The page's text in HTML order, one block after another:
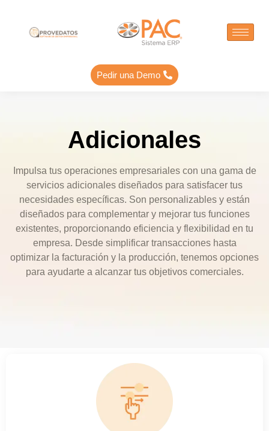
Pedir una Demo
Adicionales
Impulsa tus operaciones empresarialescon una gama de
servicios adicionales diseñados para satisfacer tus
necesidades específicas. Son personalizables y están
diseñados para complementar y mejorar tus funciones
existentes, proporcionando eficiencia y flexibilidad en tu
empresa. Desde simplificartransacciones hasta
optimizar la facturación y la producción, tenemos opciones
para ayudarte a alcanzar tus objetivos comerciales.